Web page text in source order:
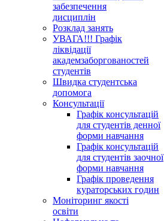
забезпечення
дисциплін
Розклад занять
УВАГА!!! Графік
ліквідації
академзаборгованостей
студентів
Швидка студентська
допомога
Консультації
Графік консультацій
для студентів денної
форми навчання
Графік консультацій
для студентів заочної
форми навчання
Графік проведення
кураторських годин
Моніторинг якості
освіти